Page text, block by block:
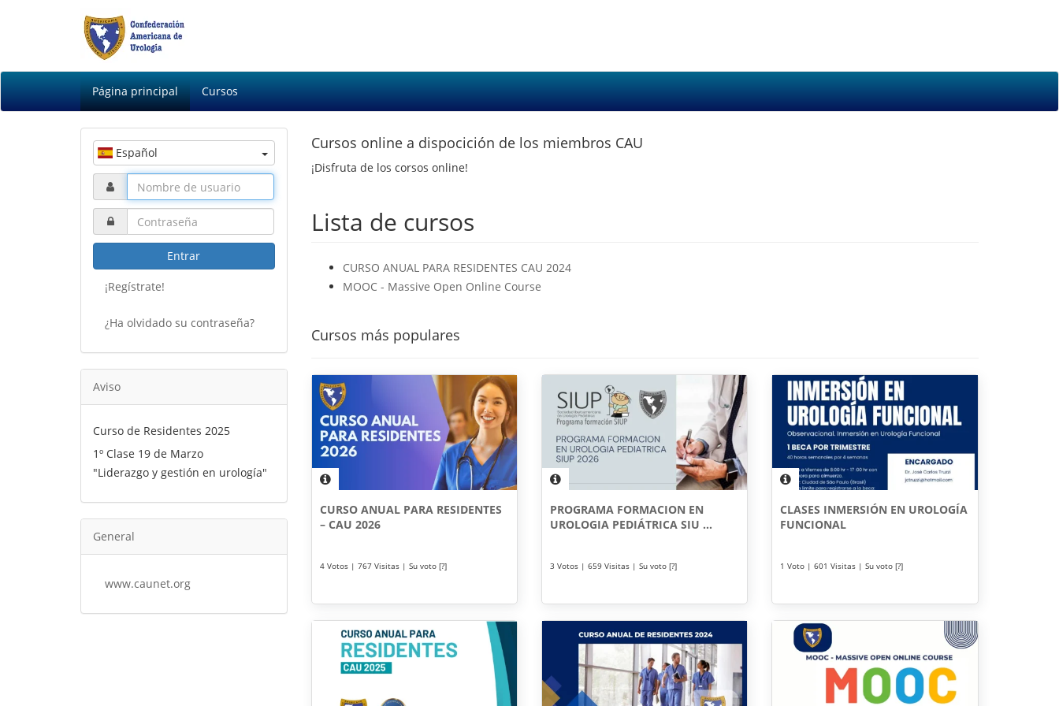
Página principal Cursos
Cursos online a dispocición de los miembros CAU
¡Disfruta de los corsos online!
Lista de cursos
CURSO ANUAL PARA RESIDENTES CAU 2024
MOOC - Massive Open Online Course
Cursos más populares
CURSO ANUAL PARA RESIDENTES
– CAU 2026
4 Votos | 767 Visitas | Su voto [?]
PROGRAMA FORMACION EN
UROLOGIA PEDIÁTRICA SIU ...
3 Votos | 659 Visitas | Su voto [?]
CLASES INMERSIÓN EN UROLOGÍA
FUNCIONAL
1 Voto | 601 Visitas | Su voto [?]
Español
Entrar
¡Regístrate!
¿Ha olvidado su contraseña?
Aviso
Curso de Residentes 2025
1º Clase 19 de Marzo
"Liderazgo y gestión en urología"
General
www.caunet.org